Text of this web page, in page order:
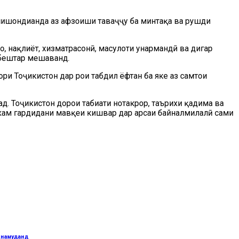
аз афзоиши таваҷҷуҳ ба минтақа ва рушди
хизматрасонӣ, маҳсулоти ҳунармандӣ ва дигар
мешаванд.
Тоҷикистон дар роҳи табдил ёфтан ба яке аз самтҳои
Тоҷикистон дорои табиати нотакрор, таърихи қадима ва
гардидани мавқеи кишвар дар арсаи байналмилалӣ саҳми